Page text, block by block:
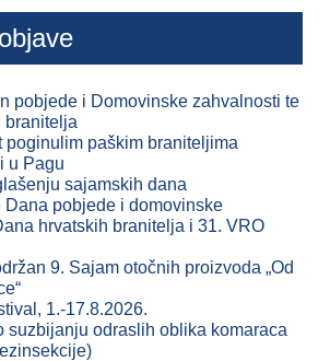
pobjede i Domovinske zahvalnosti te
branitelja
poginulim paškim braniteljima
u Pagu
sajamskih dana
pobjede i domovinske
hrvatskih branitelja i 31. VRO
9. Sajam otočnih proizvoda „Od
1.-17.8.2026.
suzbijanju odraslih oblika komaraca